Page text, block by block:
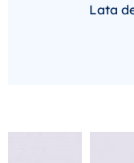
Lata